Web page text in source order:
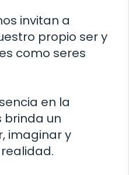
invitan a
propio ser y
como seres
en la
brinda un
imaginar y